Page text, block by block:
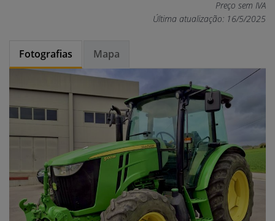
Preço sem IVA
Última atualização: 16/5/2025
Fotografias Mapa